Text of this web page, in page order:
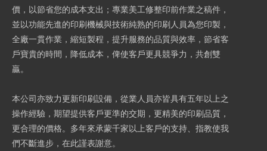
價，以節省您的成本支出；專業美工修整印前作業之稿件，
並以功能先進的印刷機械與技術純熟的印刷人員為您印製，
全廠一貫作業，縮短製程，提升服務的品質與效率，節省客
戶寶貴的時間，降低成本，俾使客戶更具競爭力，共創雙
贏。
本公司亦致力更新印刷設備，從業人員亦皆具有五年以上之
操作經驗，期望提供客戶更準的交期，更精美的印刷品質，
更合理的價格。多年來承蒙千家以上客戶的支持、指教使我
們不斷進步，在此謹表謝意。